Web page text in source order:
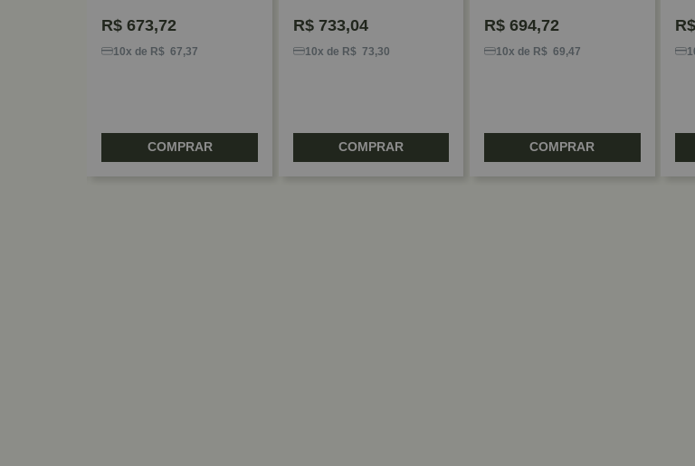
R$ 673,72
10x de R$ 67,37
COMPRAR
R$733,04
10x de R$ 73,30
COMPRAR
R$694,72
10x de R$ 69,47
COMPRAR
R$